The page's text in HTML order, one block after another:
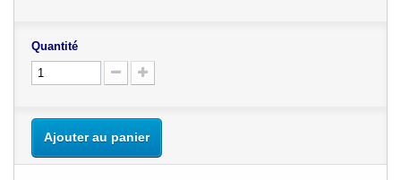
Quantité
Ajouter au panier